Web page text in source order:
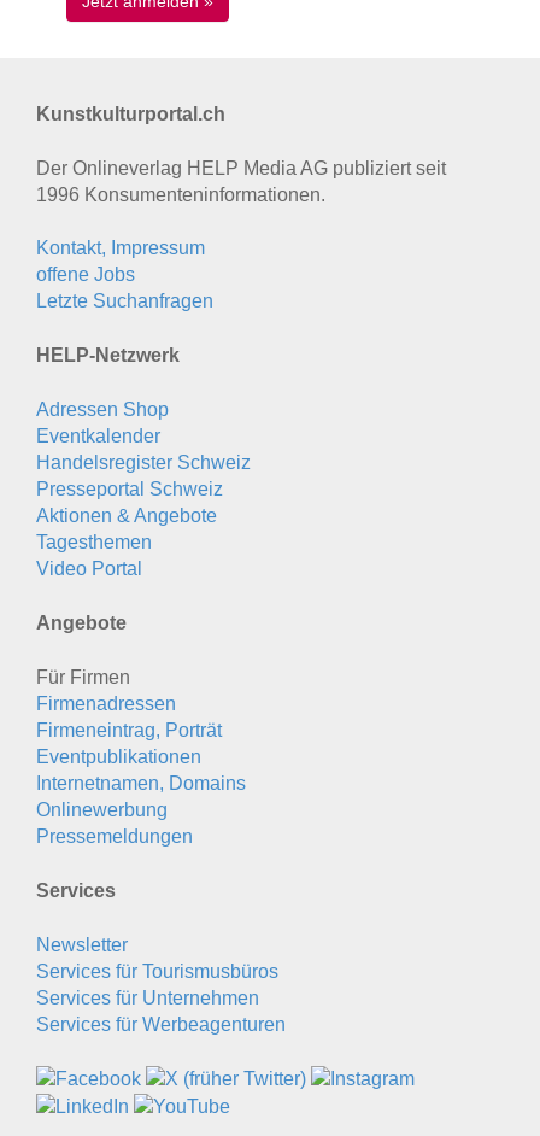
Kunstkulturportal.ch
Der Onlineverlag HELP Media AG publiziert seit
1996 Konsumenten­informationen.
Kontakt, Impressum
offene Jobs
Letzte Suchanfragen
HELP-Netzwerk
Adressen Shop
Eventkalender
Handelsregister Schweiz
Presseportal Schweiz
Aktionen & Angebote
Tagesthemen
Video Portal
Angebote
Für Firmen
Firmenadressen
Firmeneintrag, Porträt
Eventpublikationen
Internetnamen, Domains
Onlinewerbung
Pressemeldungen
Services
Newsletter
Services für Tourismusbüros
Services für Unternehmen
Services für Werbeagenturen